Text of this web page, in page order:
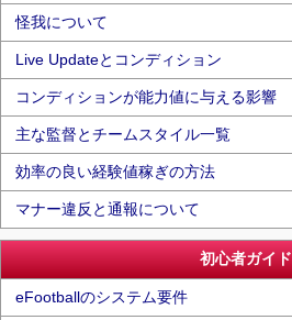
怪我について
Live Updateとコンディション
コンディションが能力値に与える影響
主な監督とチームスタイル一覧
効率の良い経験値稼ぎの方法
マナー違反と通報について
初心者ガイド
eFootballのシステム要件